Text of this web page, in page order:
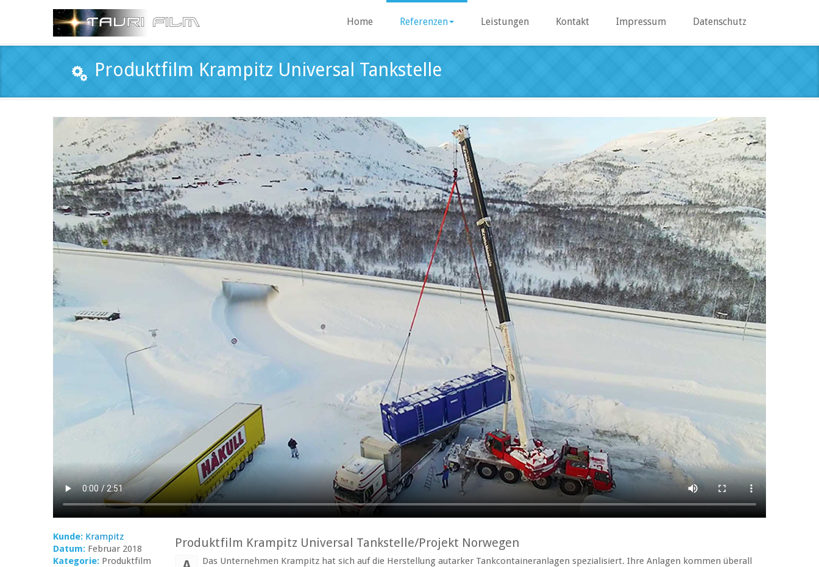
Home Referenzen Leistungen Kontakt Impressum Datenschutz
Produktfilm Krampitz Universal Tankstelle
Kunde: Krampitz
Datum: Februar 2018
Kategorie: Produktfilm
Produktfilm Krampitz Universal Tankstelle/Projekt Norwegen
Das Unternehmen Krampitz hat sich auf die Herstellung autarker Tankcontaineranlagen spezialisiert. Ihre Anlagen kommen überall